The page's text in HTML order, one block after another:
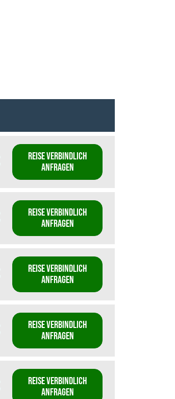
REISE VERBINDLICH
ANFRAGEN
REISE VERBINDLICH
ANFRAGEN
REISE VERBINDLICH
ANFRAGEN
REISE VERBINDLICH
ANFRAGEN
REISE VERBINDLICH
ANFRAGEN